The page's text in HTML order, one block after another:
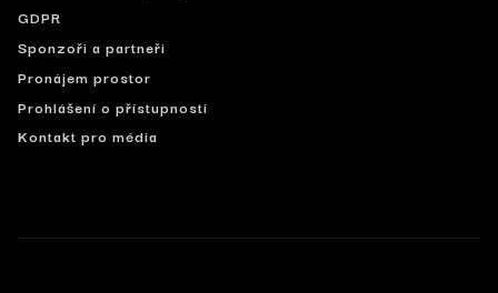
GDPR
Sponzoři a partneři
Pronájem prostor
Prohlášení o přístupnosti
Kontakt pro média